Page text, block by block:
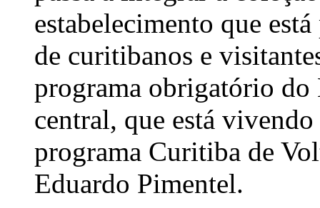
estabelecimento que
de curitibanos e
programa obrigatório do
central, que está
programa Curitiba de
Eduardo Pimentel.